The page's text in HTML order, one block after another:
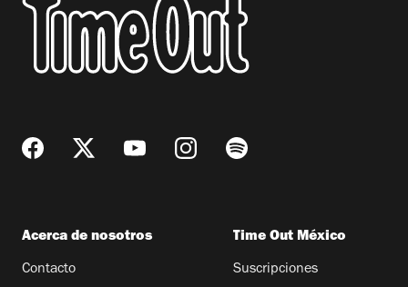
Acerca de nosotros
Contacto
Time Out México
Suscripciones